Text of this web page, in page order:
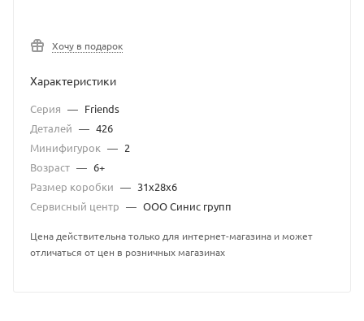
Хочу в подарок
Характеристики
Серия — Friends
Деталей — 426
Минифигурок — 2
Возраст — 6+
Размер коробки — 31х28х6
Сервисный центр — ООО Синис групп
Цена действительна только для интернет-магазина и может
отличаться от цен в розничных магазинах